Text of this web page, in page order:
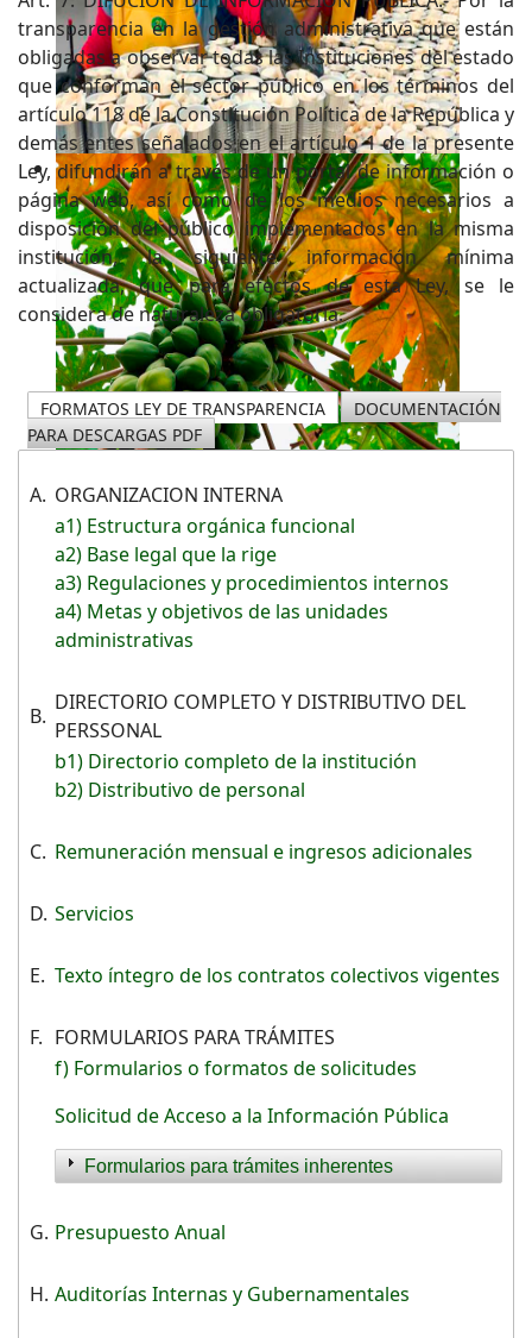
transparencia en la gestión administrativa que están
obligadas a observar todas las Instituciones del estado
que conforman el sector público en los términos del
artículo 118 de la Constitución Política de la República y
demás entes señalados en el artículo 1 de la presente
Ley, difundirán a través de un portal de información o
página web, así como de los medios necesarios a
disposición del público implementados en la misma
institución, la siguiente información mínima
actualizada, que para efectos de esta Ley, se le
considera de naturaleza obligatoria.
FORMATOS LEY DE TRANSPARENCIA
DOCUMENTACIÓN
PARA DESCARGAS PDF
A. ORGANIZACION INTERNA
a1) Estructura orgánica funcional
a2) Base legal que la rige
a3) Regulaciones y procedimientos internos
a4) Metas y objetivos de las unidades
administrativas
B.
DIRECTORIO COMPLETO Y DISTRIBUTIVO DEL
PERSSONAL
b1) Directorio completo de la institución
b2) Distributivo de personal
C. Remuneración mensual e ingresos adicionales
D. Servicios
E. Texto íntegro de los contratos colectivos vigentes
F. FORMULARIOS PARA TRÁMITES
f) Formularios o formatos de solicitudes
Solicitud de Acceso a la Información Pública
Formularios para trámites inherentes
G. Presupuesto Anual
H. Auditorías Internas y Gubernamentales